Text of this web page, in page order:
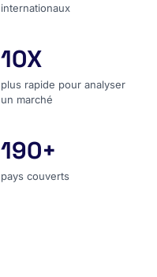
internationaux
plus rapide pour analyser
10X
plus rapide pour analyser
un marché
pays couverts
190+
pays couverts